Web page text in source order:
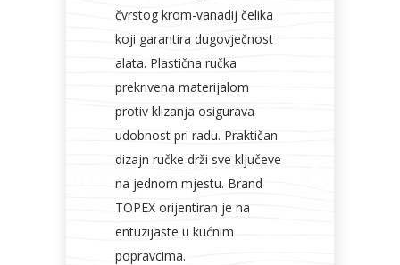
čvrstog krom-vanadij čelika
koji garantira dugovječnost
alata. Plastična ručka
prekrivena materijalom
protiv klizanja osigurava
udobnost pri radu. Praktičan
dizajn ručke drži sve ključeve
na jednom mjestu. Brand
TOPEX orijentiran je na
entuzijaste u kućnim
popravcima.